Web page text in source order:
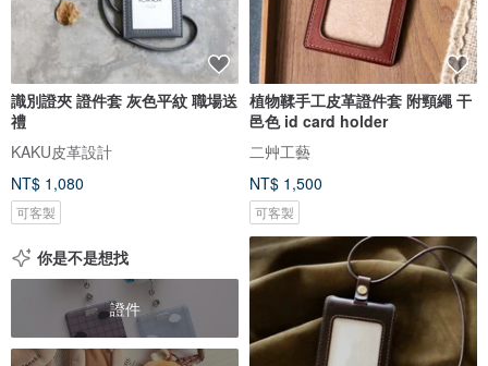
識別證夾 證件套 灰色平紋 職場送
禮
KAKU皮革設計
NT$ 1,080
可客製
植物鞣手工皮革證件套 附頸繩 干
邑色 id card holder
二艸工藝
NT$ 1,500
可客製
你是不是想找
證件